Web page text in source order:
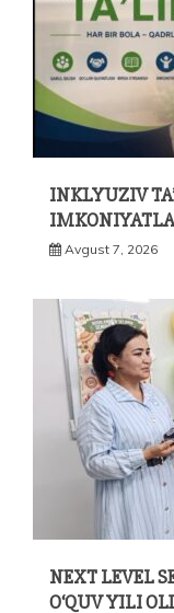
INKLYUZIV
Avgust 7, 2026
NEXT LEVEL
O‘QUV YILI